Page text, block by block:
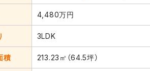
4,480万円
3LDK
積 213.23㎡（64.5坪）